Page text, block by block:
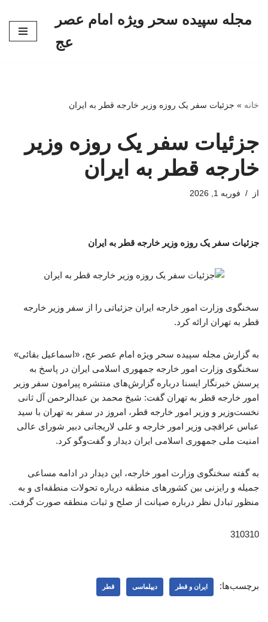
مجله سپیده سحر ویژه امام عصر
عج
خانه » جزئیات سفر یک روزه وزیر خارجه قطر به ایران
جزئیات سفر یک روزه وزیر
خارجه قطر به ایران
از فوریه 1, 2026
جزئیات سفر یک روزه وزیر خارجه قطر به ایران
سخنگوی وزارت امور خارجه ایران جزئیاتی را از سفر وزیر خارجه
قطر به تهران ارائه کرد.
به گزارش مجله سپیده سحر ویژه امام عصر عج، «اسماعیل بقائی»
سخنگوی وزارت امور خارجه جمهوری اسلامی ایران در پاسخ به
پرسش خبرنگار ایسنا درباره گزارش‌های منتشره پیرامون سفر وزیر
امور خارجه قطر به تهران گفت: شیخ محمد بن عبدالرحمن آل ثانی
نخست‌وزیر و وزیر امور خارجه قطر، امروز در سفر به تهران با سید
عباس عراقچی وزیر امور خارجه و علی لاریجانی دبیر شورای عالی
امنیت ملی جمهوری اسلامی ایران دیدار و گفت‌وگو کرد.
به گفته سخنگوی وزارت امور خارجه، این دیدار در ادامه مساعی
جمیله و رایزنی‌ بین کشورهای منطقه درباره تحولات منطقه‌ای و به
منظور تبادل نظر درباره صیانت از صلح و ثبات منطقه صورت گرفت.
310310
برچسب‌ها: ایران و قطر دیپلماسی قطر